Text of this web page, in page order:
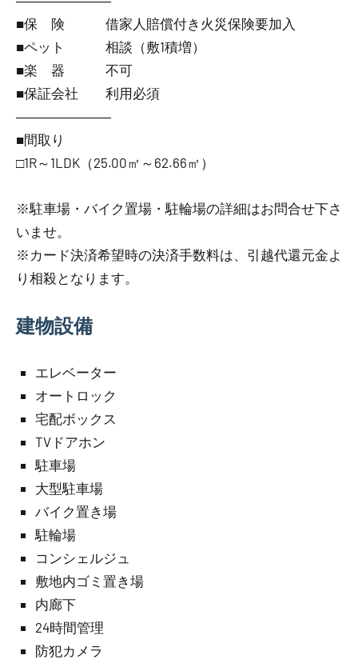
■保 険 借家人賠償付き火災保険要加入
■ペット 相談（敷1積増）
■楽 器 不可
■保証会社 利用必須
―――――――
■間取り
□1R～1LDK（25.00㎡～62.66㎡）
※駐車場・バイク置場・駐輪場の詳細はお問合せ下さ
いませ。
※カード決済希望時の決済手数料は、引越代還元金よ
り相殺となります。
建物設備
エレベーター
オートロック
宅配ボックス
TVドアホン
駐車場
大型駐車場
バイク置き場
駐輪場
コンシェルジュ
敷地内ゴミ置き場
内廊下
24時間管理
防犯カメラ